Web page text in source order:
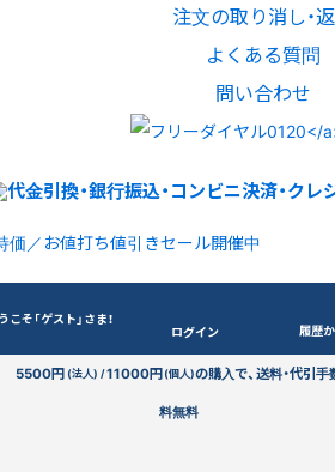
注文の取り消し・
よくある質問
問い合わせ
価／お値打ち値引きセール開催中
こそ「ゲスト」さま！
ログイン 履歴
5500円(法人) /11000円(個人)の購入で、送料・代引手
料無料